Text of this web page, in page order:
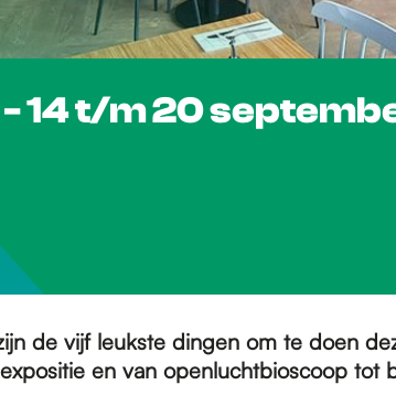
- 14 t/m 20
de vijf leukste dingen om te doen
en van openluchtbioscoop tot